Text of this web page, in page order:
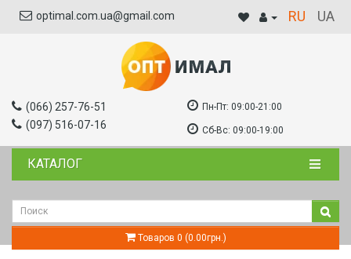
optimal.com.ua@gmail.com RU UA
(066) 257-76-51
(097) 516-07-16
Пн-Пт: 09:00-21:00
Сб-Вс: 09:00-19:00
КАТАЛОГ
Товаров 0 (0.00грн.)